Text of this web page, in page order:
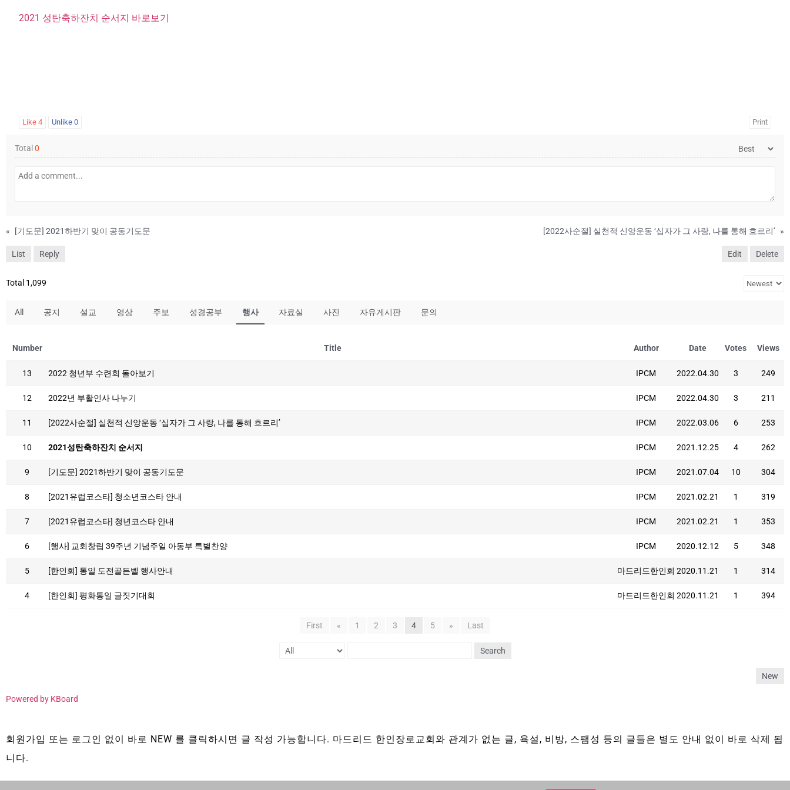
2021 성탄축하잔치 순서지 바로보기
Like 4 Unlike 0 Print
Total 0
« [기도문] 2021하반기 맞이 공동기도문 [2022사순절] 실천적 신앙운동 ‘십자가 그 사랑, 나를 통해 흐르리’ »
List Reply Edit Delete
Total 1,099
All 공지 설교 영상 주보 성경공부 행사 자료실 사진 자유게시판 문의
Number Title Author Date Votes Views
13 2022 청년부 수련회 돌아보기 IPCM 2022.04.30 3 249
12 2022년 부활인사 나누기 IPCM 2022.04.30 3 211
11 [2022사순절] 실천적 신앙운동 ‘십자가 그 사랑, 나를 통해 흐르리’ IPCM 2022.03.06 6 253
10 2021성탄축하잔치 순서지 IPCM 2021.12.25 4 262
9 [기도문] 2021하반기 맞이 공동기도문 IPCM 2021.07.04 10 304
8 [2021유럽코스타] 청소년코스타 안내 IPCM 2021.02.21 1 319
7 [2021유럽코스타] 청년코스타 안내 IPCM 2021.02.21 1 353
6 [행사] 교회창립 39주년 기념주일 아동부 특별찬양 IPCM 2020.12.12 5 348
5 [한인회] 통일 도전골든벨 행사안내 마드리드한인회 2020.11.21 1 314
4 [한인회] 평화통일 글짓기대회 마드리드한인회 2020.11.21 1 394
First « 1 2 3 4 5 » Last
Search
New
Powered by KBoard
회원가입 또는 로그인 없이 바로 NEW 를 클릭하시면 글 작성 가능합니다. 마드리드 한인장로교회와 관계가 없는 글, 욕설, 비방, 스팸성 등의 글들은 별도 안내 없이 바로 삭제 됩
니다.